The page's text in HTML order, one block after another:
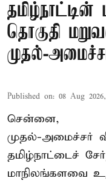
தமிழ்நாட்டின்
தொகுதி
முதல்-
Published on: 08 Aug
சென்னை,
முதல்-அமைச்சர்
தமிழ்நாட்டைச்
மாநிலங்களவை